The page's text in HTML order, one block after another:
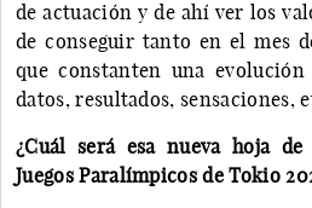
de actuación y de ahí ver los
de conseguir tanto en el mes
que constanten una
datos, resultados, sensaciones,
¿Cuál será esa nueva hoja
Juegos Paralímpicos de Tokio